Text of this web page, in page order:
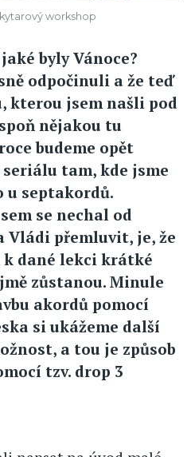
workshop
byly Vánoce?
odpočinuli a že teď
kterou jsem našli pod
nějakou tu
budeme opět
tam, kde jsme
septakordů.
se nechal od
přemluvit, je, že
k dané lekci krátké
zůstanou. Minule
akordů pomocí
si ukážeme další
a tou je způsob
tzv. drop 3